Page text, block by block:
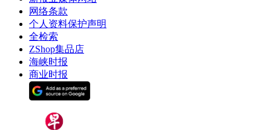
网络条款
个人资料保护声明
全检索
ZShop集品店
海峡时报
商业时报